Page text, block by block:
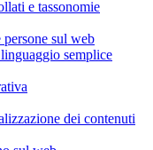
e tassonomie
sul web
semplice
dei contenuti